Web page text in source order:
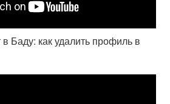
в Баду: как удалить профиль в